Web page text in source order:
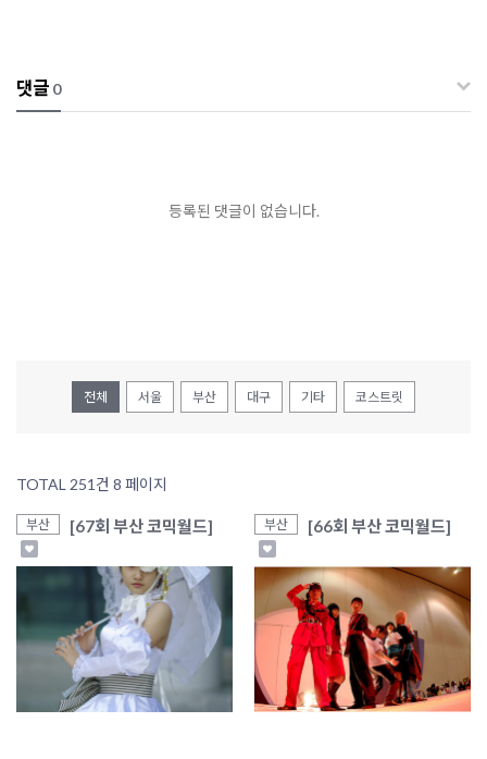
댓글 0
등록된 댓글이 없습니다.
전체 서울 부산 대구 기타 코스트릿
TOTAL 251건 8 페이지
부산 [67회 부산 코믹월드] 부산 [66회 부산 코믹월드]